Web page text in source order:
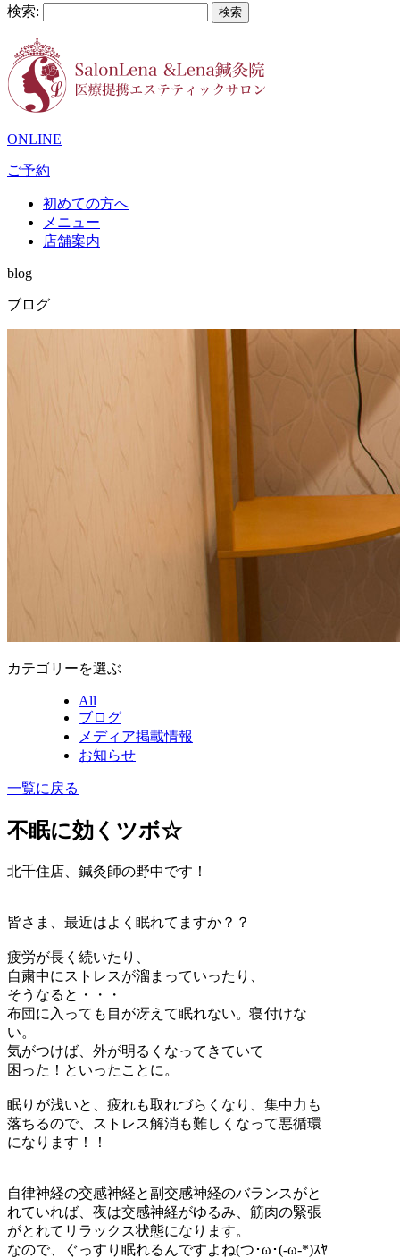
検索:
ONLINE
ご予約
初めての方へ
メニュー
店舗案内
blog
ブログ
カテゴリーを選ぶ
All
ブログ
メディア掲載情報
お知らせ
一覧に戻る
不眠に効くツボ☆
北千住店、鍼灸師の野中です！
皆さま、最近はよく眠れてますか？？
疲労が長く続いたり、
自粛中にストレスが溜まっていったり、
そうなると・・・
布団に入っても目が冴えて眠れない。寝付けな
い。
気がつけば、外が明るくなってきていて
困った！といったことに。
眠りが浅いと、疲れも取れづらくなり、集中力も
落ちるので、ストレス解消も難しくなって悪循環
になります！！
自律神経の交感神経と副交感神経のバランスがと
れていれば、夜は交感神経がゆるみ、筋肉の緊張
がとれてリラックス状態になります。
なので、ぐっすり眠れるんですよね(つ･ω･(-ω-*)ｽﾔ